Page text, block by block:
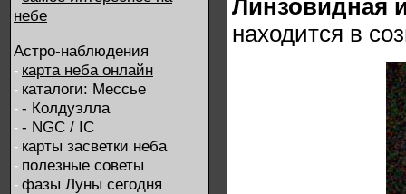
небе
Астро-наблюдения
- карта неба онлайн
- каталоги: Мессье
- - Колдуэлла
- - NGC / IC
- карты засветки неба
- полезные советы
- фазы Луны сегодня
Линзовидная
находится в